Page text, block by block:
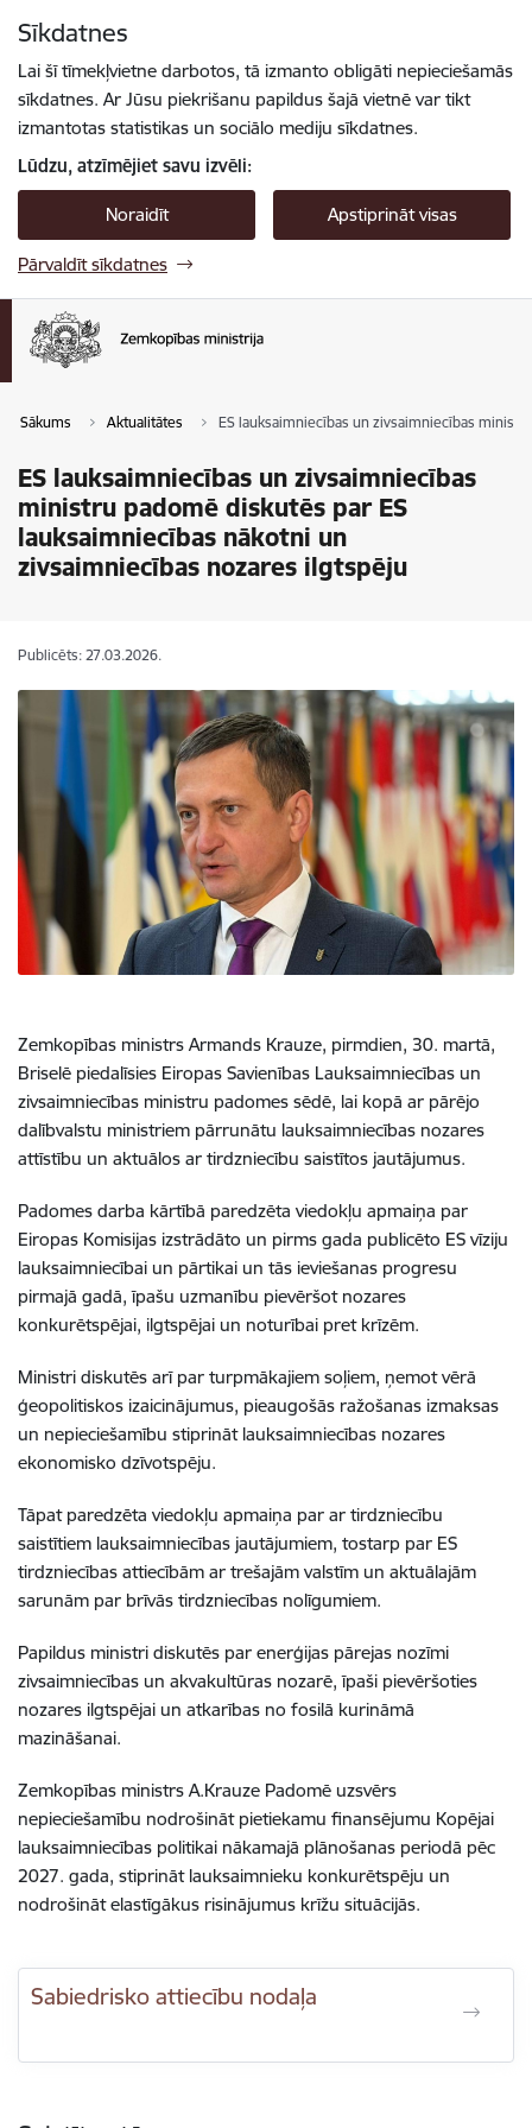
Sīkdatnes
Lai šī tīmekļvietne darbotos, tā izmanto obligāti nepieciešamās
sīkdatnes. Ar Jūsu piekrišanu papildus šajā vietnē var tikt
izmantotas statistikas un sociālo mediju sīkdatnes.
Lūdzu, atzīmējiet savu izvēli:
Noraidīt Apstiprināt visas
Pārvaldīt sīkdatnes
Sākums Aktualitātes ES lauksaimniecības un zivsaimniecības
ES lauksaimniecības un zivsaimniecības
ministru padomē diskutēs par ES
lauksaimniecības nākotni un
zivsaimniecības nozares ilgtspēju
Publicēts: 27.03.2026.
Zemkopības ministrs Armands Krauze, pirmdien, 30. martā,
Briselē piedalīsies Eiropas Savienības Lauksaimniecības un
zivsaimniecības ministru padomes sēdē, lai kopā ar pārējo
dalībvalstu ministriem pārrunātu lauksaimniecības nozares
attīstību un aktuālos ar tirdzniecību saistītos jautājumus.
Padomes darba kārtībā paredzēta viedokļu apmaiņa par
Eiropas Komisijas izstrādāto un pirms gada publicēto ES vīziju
lauksaimniecībai un pārtikai un tās ieviešanas progresu
pirmajā gadā, īpašu uzmanību pievēršot nozares
konkurētspējai, ilgtspējai un noturībai pret krīzēm.
Ministri diskutēs arī par turpmākajiem soļiem, ņemot vērā
ģeopolitiskos izaicinājumus, pieaugošās ražošanas izmaksas
un nepieciešamību stiprināt lauksaimniecības nozares
ekonomisko dzīvotspēju.
Tāpat paredzēta viedokļu apmaiņa par ar tirdzniecību
saistītiem lauksaimniecības jautājumiem, tostarp par ES
tirdzniecības attiecībām ar trešajām valstīm un aktuālajām
sarunām par brīvās tirdzniecības nolīgumiem.
Papildus ministri diskutēs par enerģijas pārejas nozīmi
zivsaimniecības un akvakultūras nozarē, īpaši pievēršoties
nozares ilgtspējai un atkarības no fosilā kurināmā
mazināšanai.
Zemkopības ministrs A.Krauze Padomē uzsvērs
nepieciešamību nodrošināt pietiekamu finansējumu Kopējai
lauksaimniecības politikai nākamajā plānošanas periodā pēc
2027. gada, stiprināt lauksaimnieku konkurētspēju un
nodrošināt elastīgākus risinājumus krīžu situācijās.
Sabiedrisko attiecību nodaļa